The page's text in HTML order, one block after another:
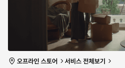
0개 남음
유의사항 보기
타임세일13:57:27